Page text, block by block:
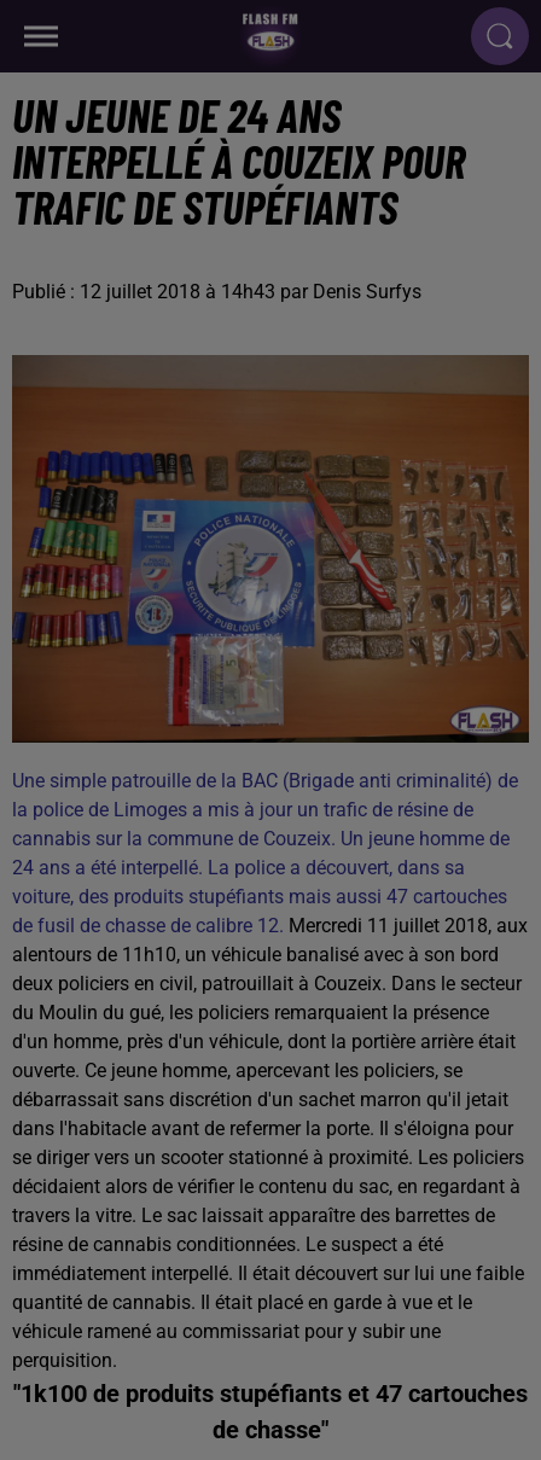
UN JEUNE DE 24 ANS
INTERPELLÉ À COUZEIX POUR
TRAFIC DE STUPÉFIANTS
Publié : 12 juillet 2018 à 14h43 par Denis Surfys
Une simple patrouille de la BAC (Brigade anti criminalité) de
la police de Limoges a mis à jour un trafic de résine de
cannabis sur la commune de Couzeix. Un jeune homme de
24 ans a été interpellé. La police a découvert, dans sa
voiture, des produits stupéfiants mais aussi 47 cartouches
de fusil de chasse de calibre 12. Mercredi 11 juillet 2018, aux
alentours de 11h10, un véhicule banalisé avec à son bord
deux policiers en civil, patrouillait à Couzeix. Dans le secteur
du Moulin du gué, les policiers remarquaient la présence
d'un homme, près d'un véhicule, dont la portière arrière était
ouverte. Ce jeune homme, apercevant les policiers, se
débarrassait sans discrétion d'un sachet marron qu'il jetait
dans l'habitacle avant de refermer la porte. Il s'éloigna pour
se diriger vers un scooter stationné à proximité. Les policiers
décidaient alors de vérifier le contenu du sac, en regardant à
travers la vitre. Le sac laissait apparaître des barrettes de
résine de cannabis conditionnées. Le suspect a été
immédiatement interpellé. Il était découvert sur lui une faible
quantité de cannabis. Il était placé en garde à vue et le
véhicule ramené au commissariat pour y subir une
perquisition.
"1k100 de produits stupéfiants et 47 cartouches
de chasse"